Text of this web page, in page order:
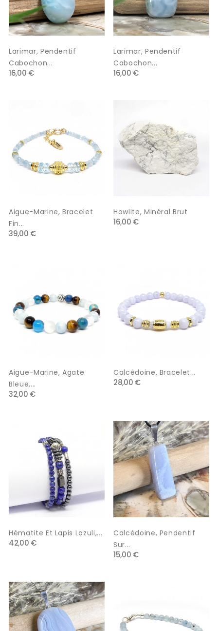
Larimar, Pendentif
Cabochon...
16,00 €
Larimar, Pendentif
Cabochon...
16,00 €
Aigue-Marine, Bracelet
Fin...
39,00 €
Howlite, Minéral Brut
16,00 €
Aigue-Marine, Agate
Bleue,...
32,00 €
Calcédoine, Bracelet...
28,00 €
Hématite Et Lapis Lazuli,...
42,00 €
Calcédoine, Pendentif
Sur...
15,00 €